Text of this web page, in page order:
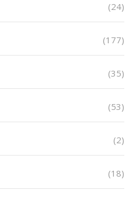
(24)
(177)
(35)
(53)
(2)
(18)